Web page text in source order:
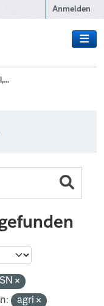
Anmelden
agri